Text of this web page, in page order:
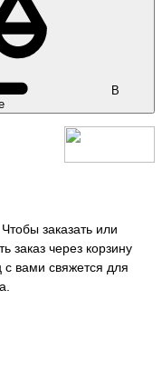
В
заказать или
заказ через корзину
с вами свяжется для